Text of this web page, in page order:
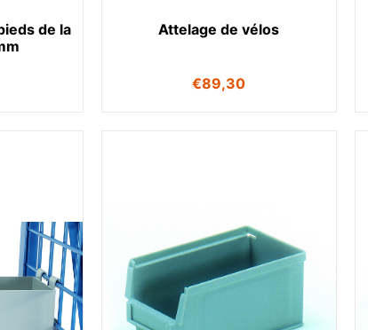
de la
Attelage de vélos
€89,30